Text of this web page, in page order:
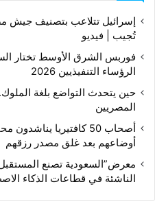
إسرائيل تتلاعب بتصنيف جيش
تُجيب | فيديو
فوربس الشرق الأوسط تختار
الرؤساء التنفيذيين 2026
حين يتحدث التواضع بلغة
المصريين
أصحاب 50 كافتيريا
أوضاعهم بعد غلق مصدر رزقهم
معرض”السعودية تصنع
الناشئة في قطاعات الذكاء